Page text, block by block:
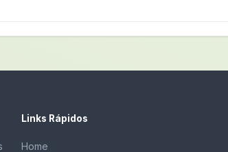
Links Rápidos
Home